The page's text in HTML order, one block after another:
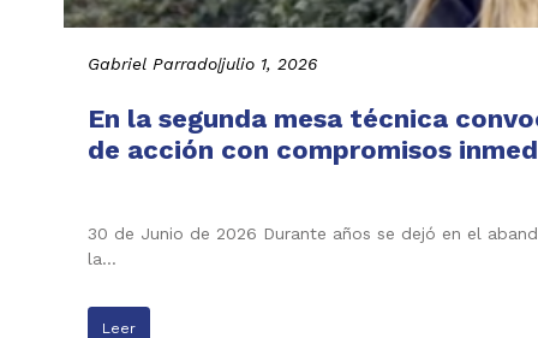
Gabriel Parrado|julio 1, 2026
En la segunda mesa técnica
de acción con compromisos
30 de Junio de 2026 Durante años se dejó en el
la…
Leer